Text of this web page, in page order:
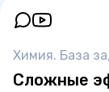
Химия. База
Сложные